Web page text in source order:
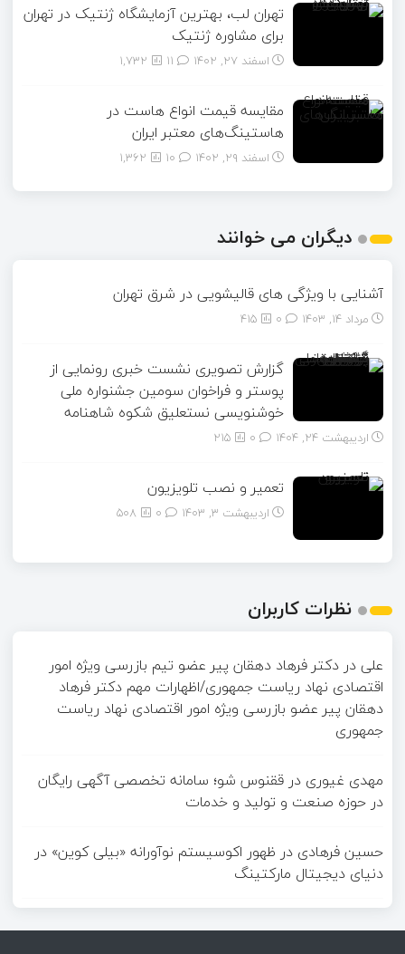
تهران لب، بهترین آزمایشگاه ژنتیک در تهران
برای مشاوره ژنتیک
اسفند ۲۷, ۱۴۰۲ 1,732
مقایسه قیمت انواع هاست در
هاستینگ‌های معتبر ایران
اسفند ۲۹, ۱۴۰۲ 1,362
دیگران می خوانند
آشنایی با ویژگی های قالیشویی در شرق تهران
مرداد ۱۴, ۱۴۰۳ 415
گزارش تصویری نشست خبری رونمایی از
پوستر و فراخوان سومین جشنواره ملی
خوشنویسی نستعلیق شکوه شاهنامه
اردیبهشت ۲۴, ۱۴۰۴ 215
تعمیر و نصب تلویزیون
اردیبهشت ۳, ۱۴۰۳ 508
نظرات کاربران
علیدر دکتر فرهاد دهقان پیر عضو تيم بازرسی ويژه امور
اقتصادی نهاد رياست جمهوری/اظهارات مهم دکتر فرهاد
دهقان پیر عضو بازرسی ویژه امور اقتصادی نهاد ریاست
جمهوری
مهدی غیوری در ققنوس شو؛ سامانه تخصصی آگهی رایگان
در حوزه صنعت و تولید و خدمات
حسین فرهادی در ظهور اکوسیستم نوآورانه «بیلی کوین» در
دنیای دیجیتال مارکتینگ